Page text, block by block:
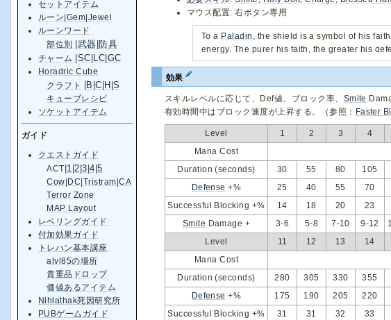
マウス配置: 右ボタン専用
To a Paladin , the shield is a symbol of his
energy. The purer his faith, the greater his
効果
スキルレベルに応じて、Def値、ブロック率、 Smite
有効時間中はブロック速度が上昇する。（参照： Faster
Level 1 2 3 4
Mana Cost
Duration (seconds)
30 55 80 105
Defense +% 25 40 55 70
Successful Blocking +%
14 18 20 23
Smite Damage + 3-6 5-8 7-10 9-12
Level
11 12 13 14
Mana Cost
Duration (seconds)
280 305 330 355
Defense +% 175 190 205 220
Successful Blocking +%
31 31 32 33
セットアイテム
ルーン Gem Jewel
ルーンワード
部位別
武器 防具
チャーム SC LC GC
Horadric Cube
クラフト
B |C H |S
キューブレシピ
ソケットアイテム
ガイド
クエストガイド
ACT|1 |2|3|4|5
Cow|DC|Tristram|CA
Terror Zone
MAP Layout
レベリングガイド
付加効果ガイド
トレハン基本講座
alvl85の場所
貴重品ドロップ
価値あるアイテム
Nihlathak死因研究所
PUBゲームガイド